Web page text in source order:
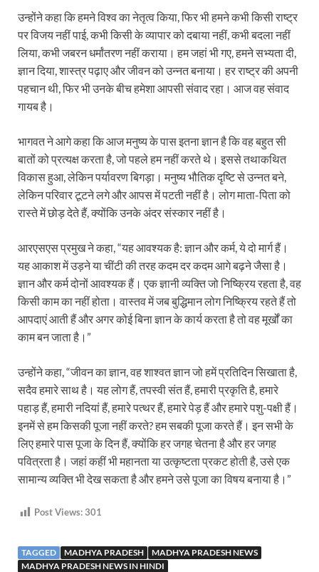
उन्होंने कहा कि हमने विश्व का नेतृत्व किया, फिर भी हमने कभी किसी राष्ट्र
पर विजय नहीं पाई, कभी किसी के व्यापार को दबाया नहीं, कभी बदला नहीं
लिया, कभी जबरन धर्मांतरण नहीं कराया। हम जहां भी गए, हमने सभ्यता दी,
ज्ञान दिया, शास्त्र पढ़ाए और जीवन को उन्नत बनाया। हर राष्ट्र की अपनी
पहचान थी, फिर भी उनके बीच हमेशा आपसी संवाद रहा। आज वह संवाद
गायब है।
भागवत ने आगे कहा कि आज मनुष्य के पास इतना ज्ञान है कि वह बहुत सी
बातों को प्रत्यक्ष करता है, जो पहले हम नहीं करते थे। इससे तथाकथित
विकास हुआ, लेकिन पर्यावरण बिगड़ा। मनुष्य भौतिक दृष्टि से उन्नत बने,
लेकिन परिवार टूटने लगे और आपस में पटती नहीं है। लोग माता-पिता को
रास्ते में छोड़ देते हैं, क्योंकि उनके अंदर संस्कार नहीं है।
आरएसएस प्रमुख ने कहा, “यह आवश्यक है: ज्ञान और कर्म, ये दो मार्ग हैं।
यह आकाश में उड़ने या चींटी की तरह कदम दर कदम आगे बढ़ने जैसा है।
ज्ञान और कर्म दोनों आवश्यक हैं। एक ज्ञानी व्यक्ति जो निष्क्रिय रहता है, वह
किसी काम का नहीं होता। वास्तव में जब बुद्धिमान लोग निष्क्रिय रहते हैं तो
आपदाएं आती हैं और अगर कोई बिना ज्ञान के कार्य करता है तो वह मूर्खों का
काम बन जाता है।”
उन्होंने कहा, “जीवन का ज्ञान, वह शाश्वत ज्ञान जो हमें प्रतिदिन सिखाता है,
सदैव हमारे साथ है। यह लोग हैं, तपस्वी संत हैं, हमारी प्रकृति है, हमारे
पहाड़ हैं, हमारी नदियां हैं, हमारे पत्थर हैं, हमारे पेड़ हैं और हमारे पशु-पक्षी हैं।
इनमें से हम किसकी पूजा नहीं करते? हम सबकी पूजा करते हैं। इन सभी के
लिए हमारे पास पूजा के दिन हैं, क्योंकि हर जगह चेतना है और हर जगह
पवित्रता है। जहां कहीं भी महानता या उत्कृष्टता प्रकट होती है, उसे एक
सामान्य व्यक्ति भी देख सकता है और हमने उसे पूजा का विषय बनाया है।”
Post Views:301
TAGGED MADHYA PRADESH
MADHYA PRADESH NEWS
MADHYA PRADESH NEWS IN HINDI